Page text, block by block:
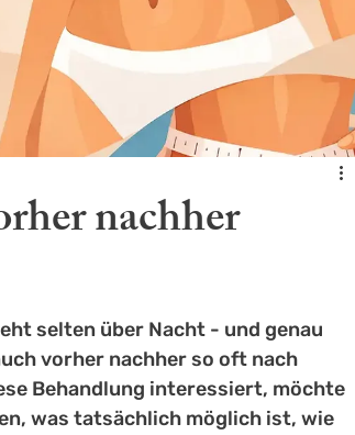
nachher
selten über Nacht - und genau
vorher nachher so oft nach
Behandlung interessiert, möchte
was tatsächlich möglich ist, wie